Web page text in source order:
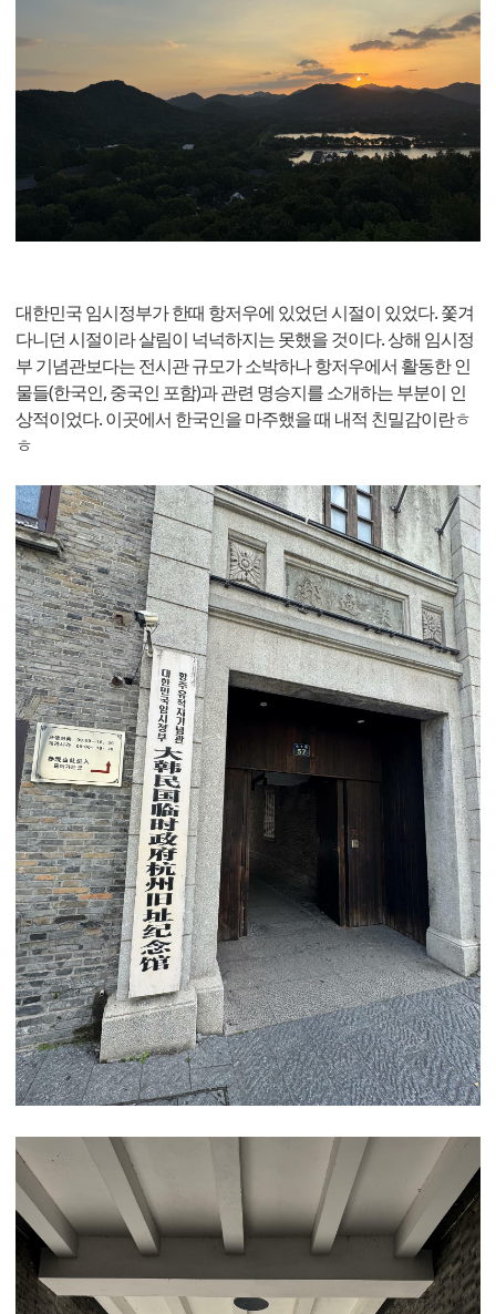
대한민국 임시정부가 한때 항저우에 있었던 시절이 있었다. 쫓겨
다니던 시절이라 살림이 넉넉하지는 못했을 것이다. 상해 임시정
부 기념관보다는 전시관 규모가 소박하나 항저우에서 활동한 인
물들(한국인, 중국인 포함)과 관련 명승지를 소개하는 부분이 인
상적이었다. 이곳에서 한국인을 마주했을 때 내적 친밀감이란ㅎ
ㅎ